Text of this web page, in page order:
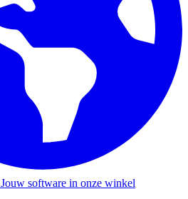
Jouw software in onze winkel